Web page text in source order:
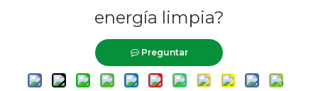
energía limpia?
Preguntar